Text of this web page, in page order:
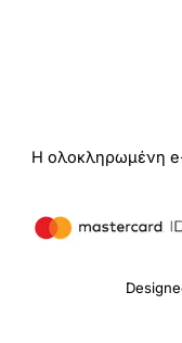
Η ολοκληρωμένη